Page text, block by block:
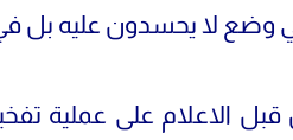
وضع لا يحسدون عليه بل في
الاعلام على عملية